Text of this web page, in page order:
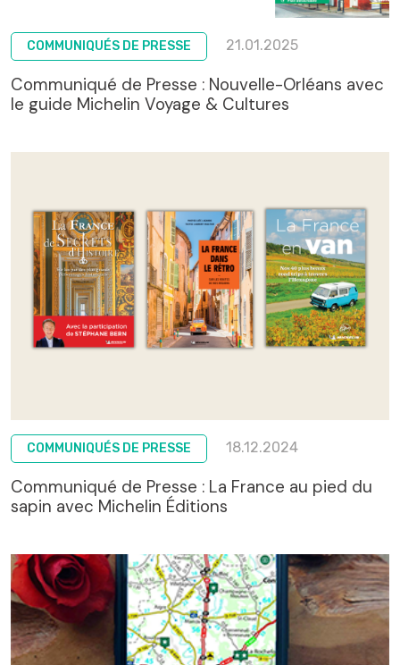
COMMUNIQUÉS DE PRESSE 21.01.2025
Communiqué de Presse : Nouvelle-Orléans avec
le guide Michelin Voyage & Cultures
COMMUNIQUÉS DE PRESSE 18.12.2024
Communiqué de Presse : La France au pied du
sapin avec Michelin Éditions